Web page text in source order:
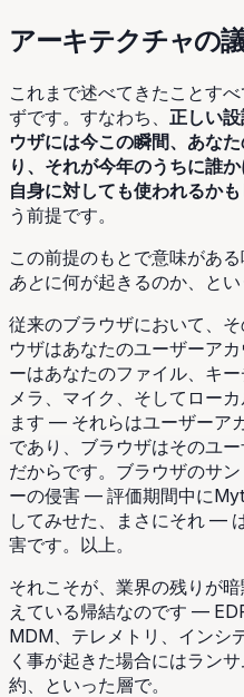
アーキテクチャの議
これまで述べてきたことす
ずです。すなわち、 正しい
ウザには今この瞬間、あな
り、それが今年のうちに誰
自身に対しても使われるか
う前提です。
この前提のもとで意味があ
あとに何が起きるのか、とい
従来のブラウザにおいて、
ウザはあなたのユーザーア
ーはあなたのファイル、キ
メラ、マイク、そしてロー
ます ― それらはユーザーア
であり、ブラウザはそのユ
だからです。ブラウザのサ
ーの侵害 ― 評価期間中に
してみせた、まさにそれ ―
害です。以上。
それこそが、業界の残りが
えている帰結なのです ―
MDM、テレメトリ、インシ
く事が起きた場合にはラン
約、といった層で。